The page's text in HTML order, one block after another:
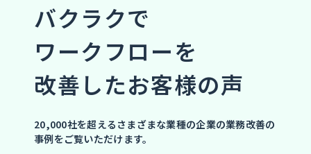
バクラクで
ワークフローを
改善したお客様の声
20,000社を超えるさまざまな業種の企業の業務改善の
事例をご覧いただけます。